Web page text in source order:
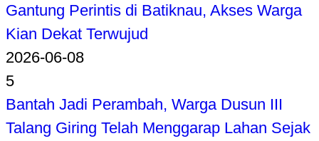
Gantung Perintis di Batiknau, Akses Warga
Kian Dekat Terwujud
2026-06-08
5
Bantah Jadi Perambah, Warga Dusun III
Talang Giring Telah Menggarap Lahan Sejak